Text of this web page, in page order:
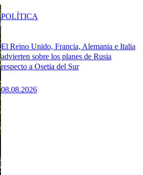
El Reino Unido, Francia, Alemania e Italia
advierten sobre los planes de Rusia
respecto a Osetia del Sur
08.08.2026
POLÍTICA